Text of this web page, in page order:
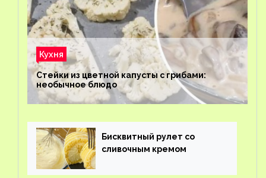
Кухня
Стейки из цветной капусты с грибами:
необычное блюдо
Бисквитный рулет со
сливочным кремом